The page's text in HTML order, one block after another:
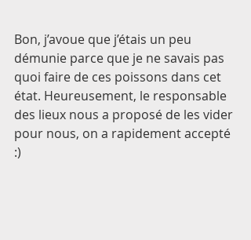
Bon, j’avoue que j’étais un peu
démunie parce que je ne savais pas
quoi faire de ces poissons dans cet
état. Heureusement, le responsable
des lieux nous a proposé de les vider
pour nous, on a rapidement accepté
:)